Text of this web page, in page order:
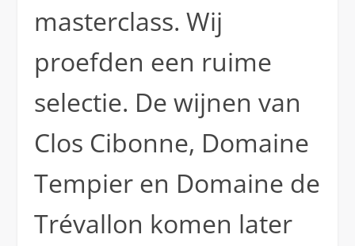
masterclass. Wij
proefden een ruime
selectie. De wijnen van
Clos Cibonne, Domaine
Tempier en Domaine de
Trévallon komen later